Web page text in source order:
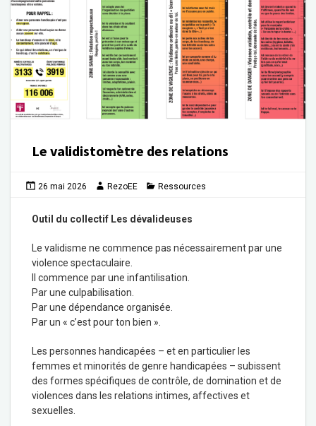
Le validistomètre des relations
26 mai 2026 RezoEE Ressources
Outil du collectif Les dévalideuses
Le validisme ne commence pas nécessairement par une
violence spectaculaire.
Il commence par une infantilisation.
Par une culpabilisation.
Par une dépendance organisée.
Par un « c’est pour ton bien ».
Les personnes handicapées – et en particulier les
femmes et minorités de genre handicapées – subissent
des formes spécifiques de contrôle, de domination et de
violences dans les relations intimes, affectives et
sexuelles.